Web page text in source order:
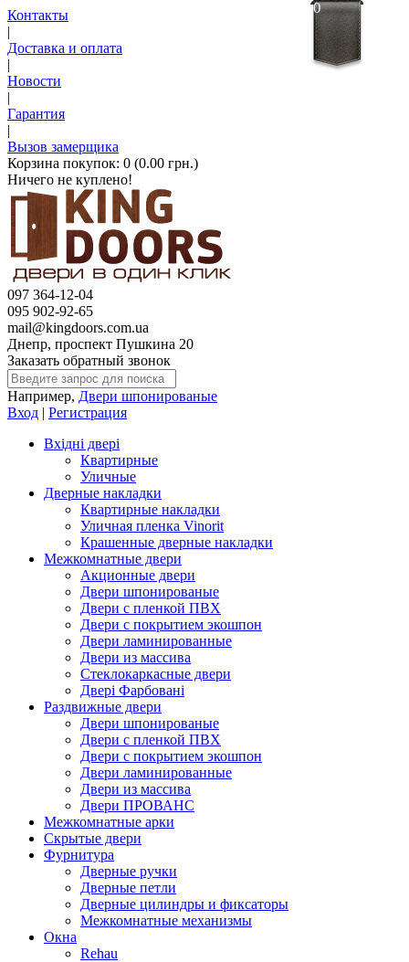
Контакты
|
Доставка и оплата
|
Новости
|
Гарантия
|
Вызов замерщика
Корзина покупок: 0 (0.00 грн.)
Ничего не куплено!
097 364-12-04
095 902-92-65
mail@kingdoors.com.ua
Днепр, проспект Пушкина 20
Заказать обратный звонок
Например, Двери шпонированые
Вход | Регистрация
Вхідні двері
Квартирные
Уличные
Дверные накладки
Квартирные накладки
Уличная пленка Vinorit
Крашенные дверные накладки
Межкомнатные двери
Акционные двери
Двери шпонированые
Двери с пленкой ПВХ
Двери с покрытием экошпон
Двери ламинированные
Двери из массива
Стеклокаркасные двери
Двері Фарбовані
Раздвижные двери
Двери шпонированые
Двери с пленкой ПВХ
Двери с покрытием экошпон
Двери ламинированные
Двери из массива
Двери ПРОВАНС
Межкомнатные арки
Скрытые двери
Фурнитура
Дверные ручки
Дверные петли
Дверные цилиндры и фиксаторы
Межкомнатные механизмы
Окна
Rehau
0